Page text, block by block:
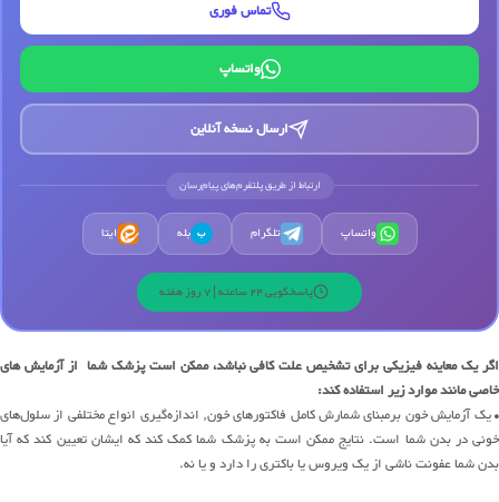
تماس فوری
واتساپ
ارسال نسخه آنلاین
ارتباط از طریق پلتفرم‌های پیام‌رسان
واتساپ تلگرام ب بله ایتا
پاسخگویی 24 ساعته | 7 روز هفته
اگر یک معاینه فیزیکی برای تشخیص علت کافی نباشد، ممکن است پزشک شما از آزمایش های
خاصی مانند موارد زیر استفاده کند:
• یک آزمایش خون برمبنای شمارش کامل فاکتورهای خون, اندازه‌گیری انواع مختلفی از سلول‌های
خونی در بدن شما است. نتایج ممکن است به پزشک شما کمک کند که ایشان تعیین کند که آیا
بدن شما عفونت ناشی از یک ویروس یا باکتری را دارد و یا نه.